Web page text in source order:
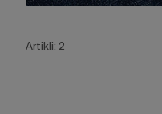
tipku
Artikli: 2